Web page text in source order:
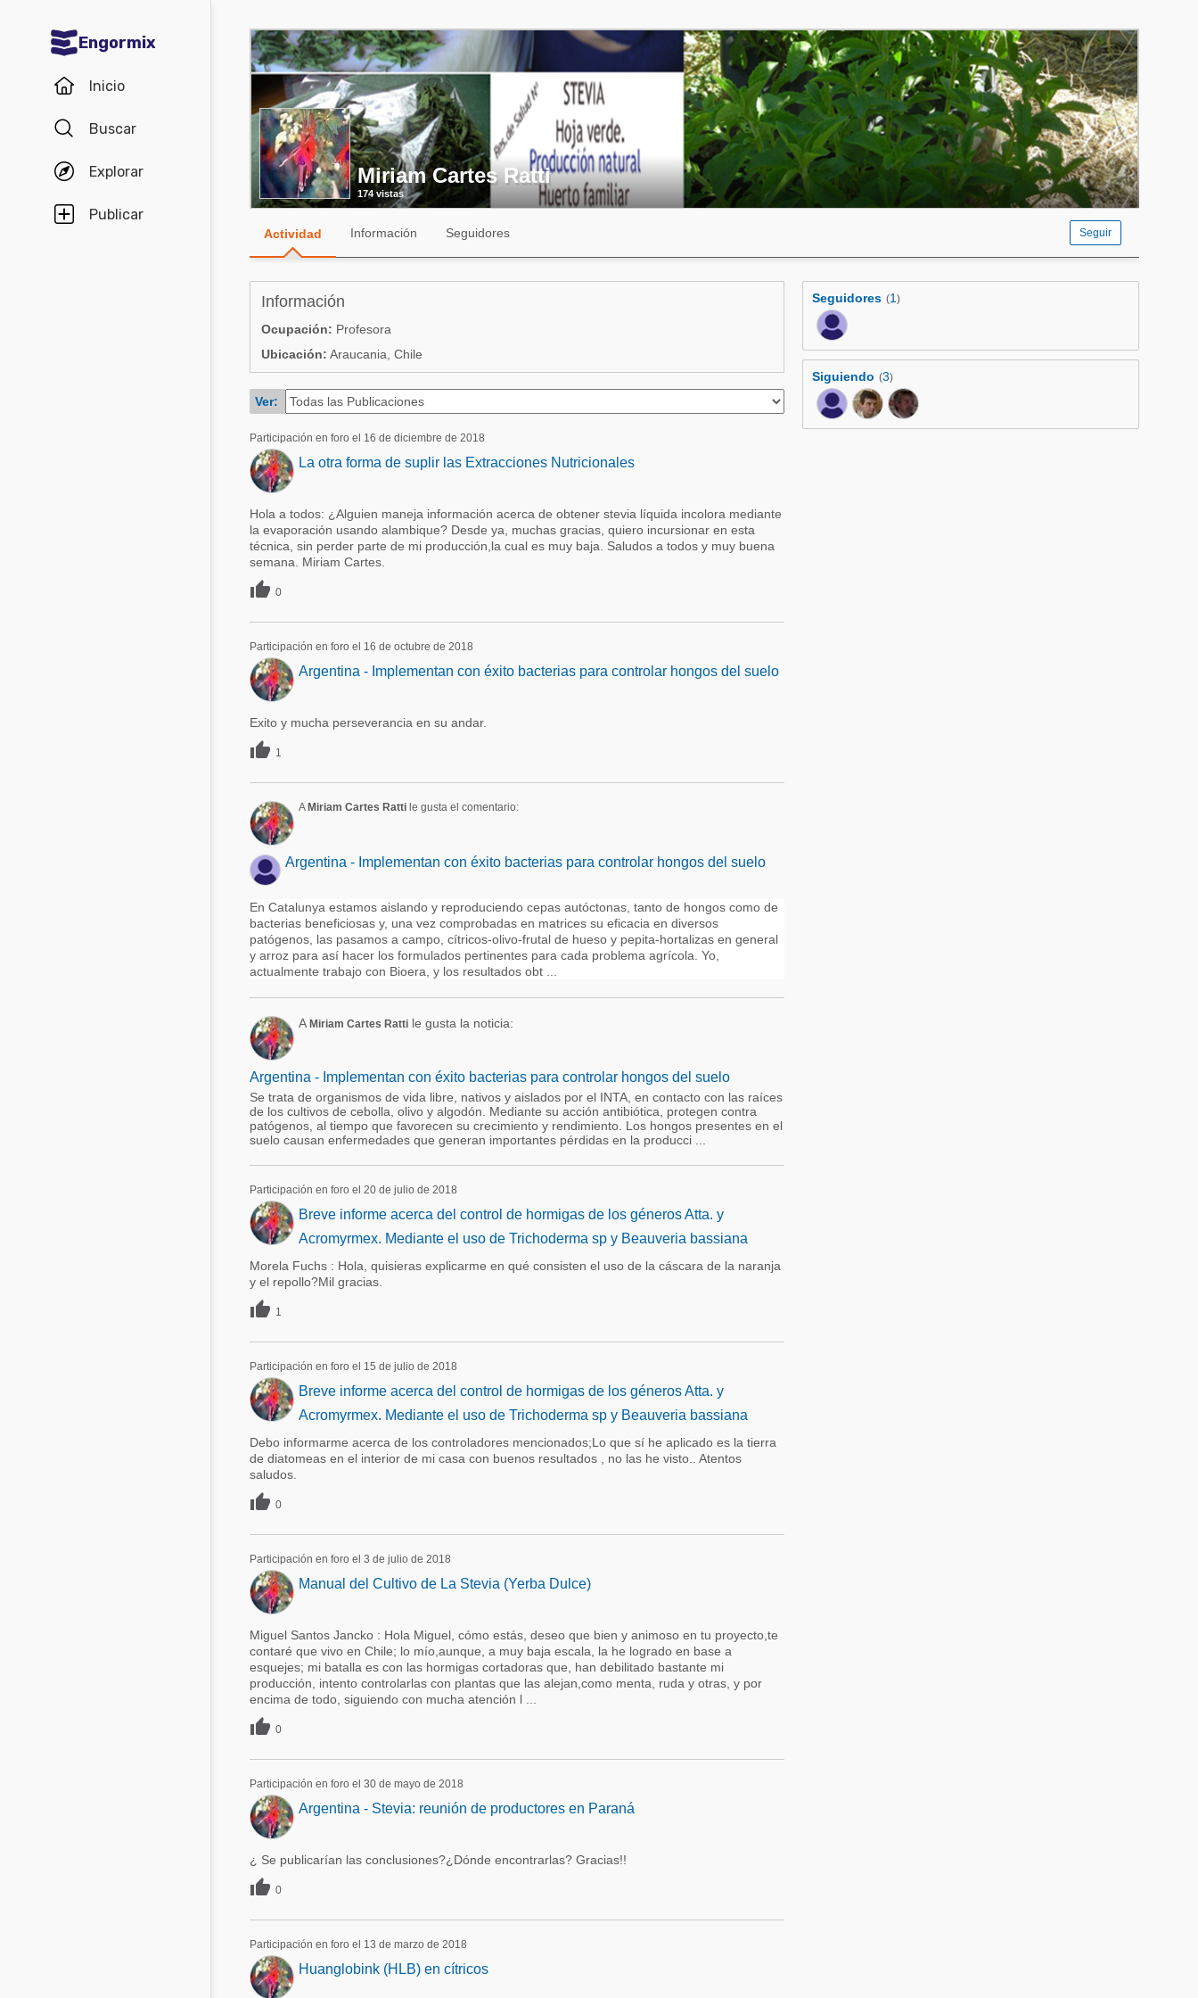
Engormix
Inicio
Buscar
Explorar
Publicar
Comunidades en español
Agricultura
Balanceados - Piensos
Avicultura
Ganadería
Porcicultura
Micotoxinas
Avicultura
Porcicultura
Lechería
Balanceados - Piensos
Comunidades en portugués
Micotoxinas
Porcicultura
Ganadería
Lechería
Miriam Cartes Ratti
174 vistas
Actividad Información Seguidores Seguir
Información
Ocupación: Profesora
Ubicación: Araucania, Chile
Ver:
Participación en foro el 16 de diciembre de 2018
La otra forma de suplir las Extracciones Nutricionales
Hola a todos: ¿Alguien maneja información acerca de obtener stevia líquida incolora mediante
la evaporación usando alambique? Desde ya, muchas gracias, quiero incursionar en esta
técnica, sin perder parte de mi producción,la cual es muy baja. Saludos a todos y muy buena
semana. Miriam Cartes.
 0
Participación en foro el 16 de octubre de 2018
Argentina - Implementan con éxito bacterias para controlar hongos del suelo
Exito y mucha perseverancia en su andar.
 1
A Miriam Cartes Rattile gusta el comentario:
Argentina - Implementan con éxito bacterias para controlar hongos del suelo
En Catalunya estamos aislando y reproduciendo cepas autóctonas, tanto de hongos como de
bacterias beneficiosas y, una vez comprobadas en matrices su eficacia en diversos
patógenos, las pasamos a campo, cítricos-olivo-frutal de hueso y pepita-hortalizas en general
y arroz para así hacer los formulados pertinentes para cada problema agrícola. Yo,
actualmente trabajo con Bioera, y los resultados obt ...
A Miriam Cartes Rattile gusta la noticia:
Argentina - Implementan con éxito bacterias para controlar hongos del suelo
Se trata de organismos de vida libre, nativos y aislados por el INTA, en contacto con las raíces
de los cultivos de cebolla, olivo y algodón. Mediante su acción antibiótica, protegen contra
patógenos, al tiempo que favorecen su crecimiento y rendimiento. Los hongos presentes en el
suelo causan enfermedades que generan importantes pérdidas en la producci ...
Participación en foro el 20 de julio de 2018
Breve informe acerca del control de hormigas de los géneros Atta. y
Acromyrmex. Mediante el uso de Trichoderma sp y Beauveria bassiana
Morela Fuchs : Hola, quisieras explicarme en qué consisten el uso de la cáscara de la naranja
y el repollo?Mil gracias.
 1
Participación en foro el 15 de julio de 2018
Breve informe acerca del control de hormigas de los géneros Atta. y
Acromyrmex. Mediante el uso de Trichoderma sp y Beauveria bassiana
Debo informarme acerca de los controladores mencionados;Lo que sí he aplicado es la tierra
de diatomeas en el interior de mi casa con buenos resultados , no las he visto.. Atentos
saludos.
 0
Participación en foro el 3 de julio de 2018
Manual del Cultivo de La Stevia (Yerba Dulce)
Miguel Santos Jancko : Hola Miguel, cómo estás, deseo que bien y animoso en tu proyecto,te
contaré que vivo en Chile; lo mío,aunque, a muy baja escala, la he logrado en base a
esquejes; mi batalla es con las hormigas cortadoras que, han debilitado bastante mi
producción, intento controlarlas con plantas que las alejan,como menta, ruda y otras, y por
encima de todo, siguiendo con mucha atención l ...
 0
Participación en foro el 30 de mayo de 2018
Argentina - Stevia: reunión de productores en Paraná
¿ Se publicarían las conclusiones?¿Dónde encontrarlas? Gracias!!
 0
Participación en foro el 13 de marzo de 2018
Huanglobink (HLB) en cítricos
Seguidores (1)
Siguiendo (3)